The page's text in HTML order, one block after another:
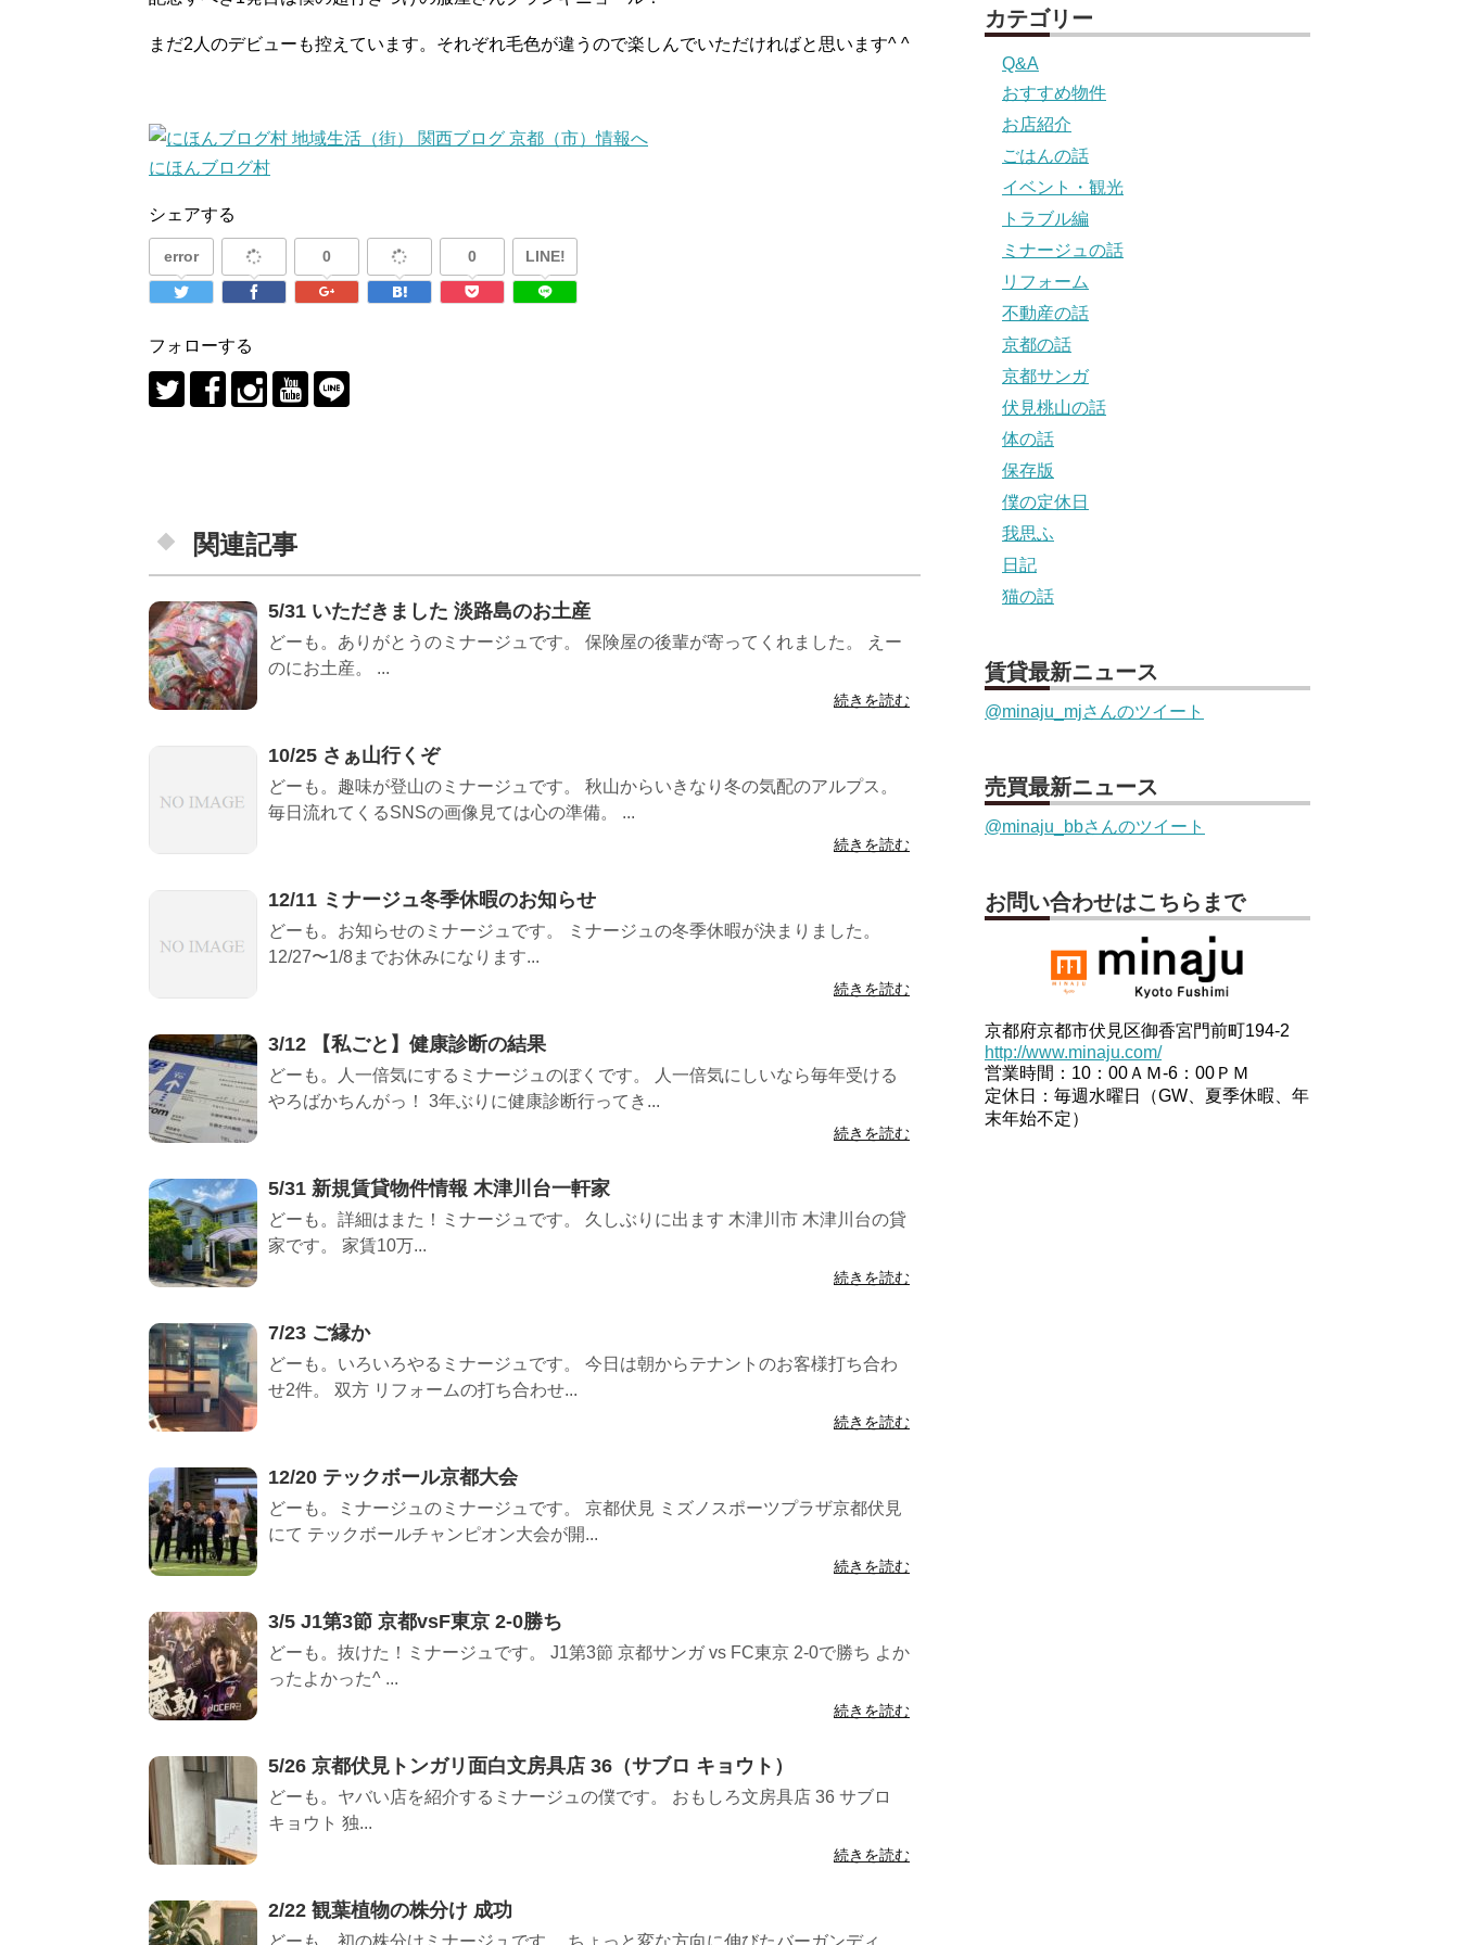
まだ2人のデビューも控えています。それぞれ毛色が違うので楽しんでいただければと思います^ ^
にほんブログ村
シェアする
error 0 0 LINE!
フォローする
関連記事
5/31 いただきました 淡路島のお土産
どーも。ありがとうのミナージュです。 保険屋の後輩が寄ってくれました。 えー
のにお土産。 ...
続きを読む
10/25 さぁ山行くぞ
どーも。趣味が登山のミナージュです。 秋山からいきなり冬の気配のアルプス。
毎日流れてくるSNSの画像見ては心の準備。 ...
続きを読む
12/11 ミナージュ冬季休暇のお知らせ
どーも。お知らせのミナージュです。 ミナージュの冬季休暇が決まりました。
12/27〜1/8までお休みになります...
続きを読む
3/12 【私ごと】健康診断の結果
どーも。人一倍気にするミナージュのぼくです。 人一倍気にしいなら毎年受ける
やろばかちんがっ！ 3年ぶりに健康診断行ってき...
続きを読む
5/31 新規賃貸物件情報 木津川台一軒家
どーも。詳細はまた！ミナージュです。 久しぶりに出ます 木津川市 木津川台の貸
家です。 家賃10万...
続きを読む
7/23 ご縁か
どーも。いろいろやるミナージュです。 今日は朝からテナントのお客様打ち合わ
せ2件。 双方 リフォームの打ち合わせ...
続きを読む
12/20 テックボール京都大会
どーも。ミナージュのミナージュです。 京都伏見 ミズノスポーツプラザ京都伏見
にて テックボールチャンピオン大会が開...
続きを読む
3/5 J1第3節 京都vsF東京 2-0勝ち
どーも。抜けた！ミナージュです。 J1第3節 京都サンガ vs FC東京 2-0で勝ち よか
ったよかった^ ...
続きを読む
5/26 京都伏見トンガリ面白文房具店 36（サブロ キョウト）
どーも。ヤバい店を紹介するミナージュの僕です。 おもしろ文房具店 36 サブロ
キョウト 独...
続きを読む
2/22 観葉植物の株分け 成功
どーも。初の株分けミナージュです。 ちょっと変な方向に伸びたバーガンディ。
カテゴリー
Q&A
おすすめ物件
お店紹介
ごはんの話
イベント・観光
トラブル編
ミナージュの話
リフォーム
不動産の話
京都の話
京都サンガ
伏見桃山の話
体の話
保存版
僕の定休日
我思ふ
日記
猫の話
賃貸最新ニュース
@minaju_mjさんのツイート
売買最新ニュース
@minaju_bbさんのツイート
お問い合わせはこちらまで
京都府京都市伏見区御香宮門前町194-2
http://www.minaju.com/
営業時間：10：00ＡＭ-6：00ＰＭ
定休日：毎週水曜日（GW、夏季休暇、年
末年始不定）